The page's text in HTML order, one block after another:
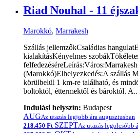
Riad Nouhal - 11
Marokkó, Marrakesh
Szállás jellemzőkCsaládias
kialakításKényelmes
felfedezéséreLeírás:Város:Marrakesh
(Marokkó)Elhelyezkedés:A szállás
körülbelül 1 km-re található, és
boltoktól, éttermektől és bároktól.
Indulási helyszín: Budapest
AUGAz utazás legjobb ára augusztusban
218.450 Ft SZEPTAz utazás legolcsóbb